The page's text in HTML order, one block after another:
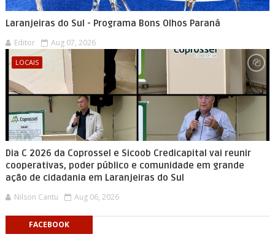
Laranjeiras do Sul - Programa Bons Olhos Paraná
Editor Aug 07, 2026
LOCAIS
Dia C 2026 da Coprossel e Sicoob Credicapital vai reunir
cooperativas, poder público e comunidade em grande
ação de cidadania em Laranjeiras do Sul
Nilson Cantu Aug 06, 2026
FACEBOOK